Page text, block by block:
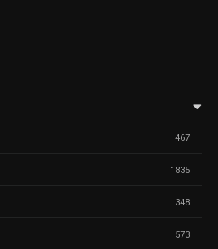
467
1835
348
573